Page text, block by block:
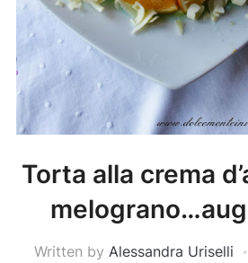
Torta alla crema
Written by Alessandra Uriselli